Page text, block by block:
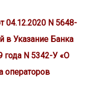
04.12.2020 N 5648-
в Указание Банка
года N 5342-У «О
операторов